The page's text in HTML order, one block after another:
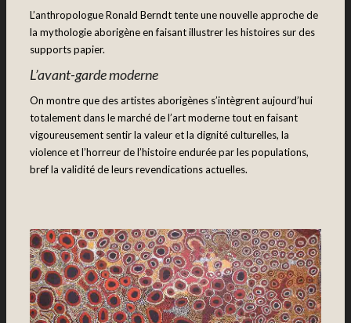
L’anthropologue Ronald Berndt tente une nouvelle approche de
la mythologie aborigène en faisant illustrer les histoires sur des
supports papier.
L’avant-garde moderne
On montre que des artistes aborigènes s’intègrent aujourd’hui
totalement dans le marché de l’art moderne tout en faisant
vigoureusement sentir la valeur et la dignité culturelles, la
violence et l’horreur de l’histoire endurée par les populations,
bref la validité de leurs revendications actuelles.